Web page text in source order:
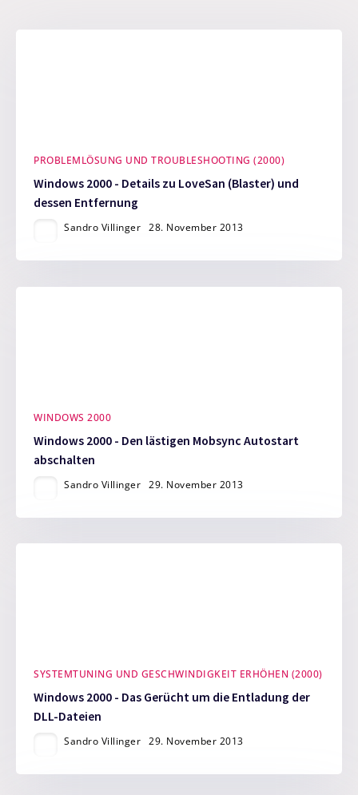
PROBLEMLÖSUNG UND TROUBLESHOOTING (2000)
Windows 2000 - Details zu LoveSan (Blaster) und
dessen Entfernung
Sandro Villinger 28. November 2013
WINDOWS 2000
Windows 2000 - Den lästigen Mobsync Autostart
abschalten
Sandro Villinger 29. November 2013
SYSTEMTUNING UND GESCHWINDIGKEIT ERHÖHEN (2000)
Windows 2000 - Das Gerücht um die Entladung der
DLL-Dateien
Sandro Villinger 29. November 2013